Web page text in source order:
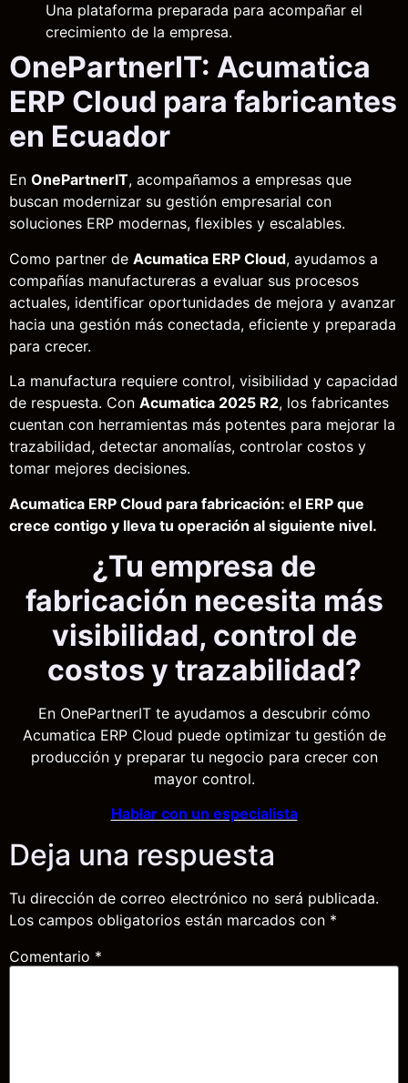
Una plataforma preparada para acompañar el
crecimiento de la empresa.
OnePartnerIT: Acumatica
ERP Cloud para fabricantes
en Ecuador
En OnePartnerIT, acompañamos a empresas que
buscan modernizar su gestión empresarial con
soluciones ERP modernas, flexibles y escalables.
Como partner de Acumatica ERP Cloud, ayudamos a
compañías manufactureras a evaluar sus procesos
actuales, identificar oportunidades de mejora y avanzar
hacia una gestión más conectada, eficiente y preparada
para crecer.
La manufactura requiere control, visibilidad y capacidad
de respuesta. Con Acumatica 2025 R2, los fabricantes
cuentan con herramientas más potentes para mejorar la
trazabilidad, detectar anomalías, controlar costos y
tomar mejores decisiones.
Acumatica ERP Cloud para fabricación: el ERP que
crece contigo y lleva tu operación al siguiente nivel.
¿Tu empresa de
fabricación necesita más
visibilidad, control de
costos y trazabilidad?
En OnePartnerIT te ayudamos a descubrir cómo
Acumatica ERP Cloud puede optimizar tu gestión de
producción y preparar tu negocio para crecer con
mayor control.
Hablar con un especialista
Deja una respuesta
Tu dirección de correo electrónico no será publicada.
Los campos obligatorios están marcados con *
Comentario *